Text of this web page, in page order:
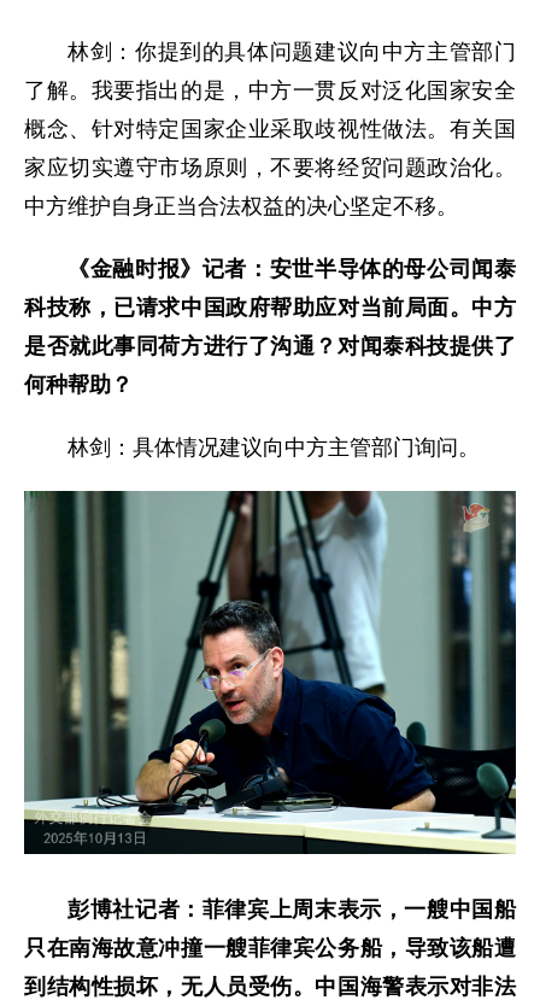
林剑：你提到的具体问题建议向中方主管部门
了解。我要指出的是，中方一贯反对泛化国家安全
概念、针对特定国家企业采取歧视性做法。有关国
家应切实遵守市场原则，不要将经贸问题政治化。
中方维护自身正当合法权益的决心坚定不移。
《金融时报》记者：安世半导体的母公司闻泰
科技称，已请求中国政府帮助应对当前局面。中方
是否就此事同荷方进行了沟通？对闻泰科技提供了
何种帮助？
林剑：具体情况建议向中方主管部门询问。
彭博社记者：菲律宾上周末表示，一艘中国船
只在南海故意冲撞一艘菲律宾公务船，导致该船遭
到结构性损坏，无人员受伤。中国海警表示对非法